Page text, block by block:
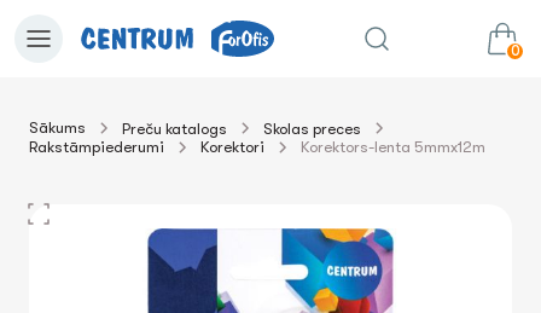
0
uz grozu Summa:0.00€
Sākums Preču katalogs
Skolas preces
Rakstāmpiederumi
Korektori Korektors-lenta 5mmx12m